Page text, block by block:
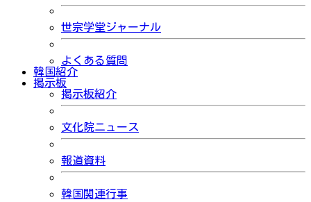
世宗学堂ジャーナル
よくある質問
韓国紹介
掲示板
掲示板紹介
文化院ニュース
報道資料
韓国関連行事